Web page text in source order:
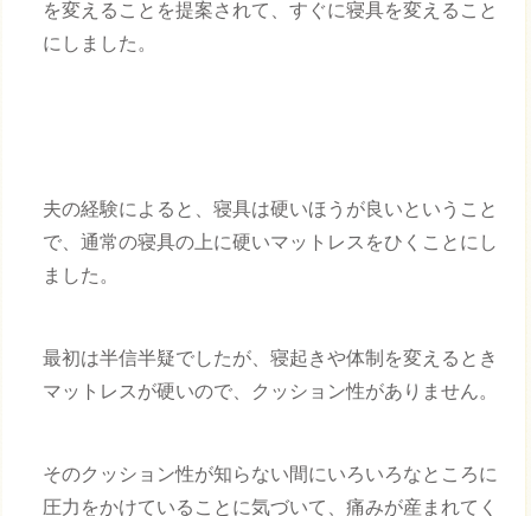
を変えることを提案されて、すぐに寝具を変えること
にしました。
夫の経験によると、寝具は硬いほうが良いということ
で、通常の寝具の上に硬いマットレスをひくことにし
ました。
最初は半信半疑でしたが、寝起きや体制を変えるとき
マットレスが硬いので、クッション性がありません。
そのクッション性が知らない間にいろいろなところに
圧力をかけていることに気づいて、痛みが産まれてく